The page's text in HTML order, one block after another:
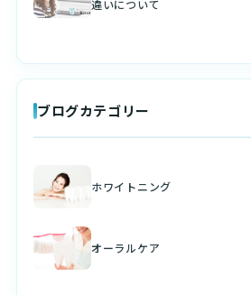
違いについて
ブログカテゴリー
ホワイトニング
オーラルケア